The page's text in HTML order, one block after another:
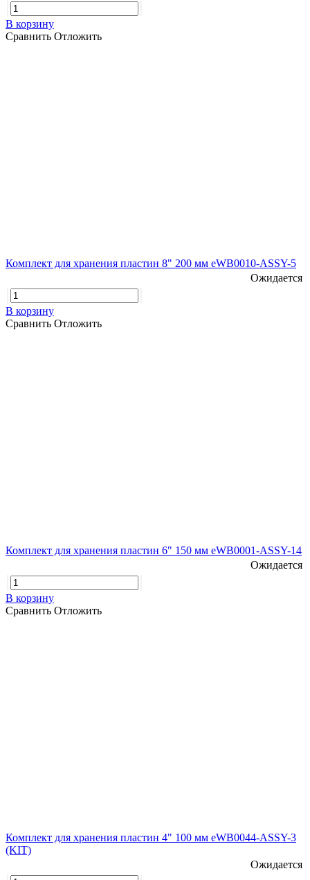
В корзину
Сравнить Отложить
Комплект для хранения пластин 8" 200 мм eWB0010-ASSY-5
Ожидается
В корзину
Сравнить Отложить
Комплект для хранения пластин 6" 150 мм eWB0001-ASSY-14
Ожидается
В корзину
Сравнить Отложить
Комплект для хранения пластин 4" 100 мм eWB0044-ASSY-3
(KIT)
Ожидается